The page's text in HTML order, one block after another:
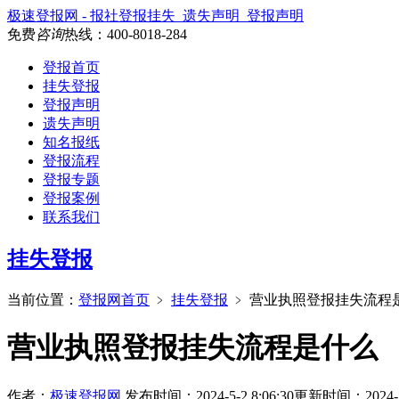
极速登报网 - 报社登报挂失_遗失声明_登报声明
免费咨询热线： 400-8018-284
登报首页
挂失登报
登报声明
遗失声明
知名报纸
登报流程
登报专题
登报案例
联系我们
挂失登报
当前位置： 登报网首页 ﹥ 挂失登报 ﹥ 营业执照登报挂失流程
营业执照登报挂失流程是什么
作者： 极速登报网 发布时间：2024-5-2 8:06:30更新时间：